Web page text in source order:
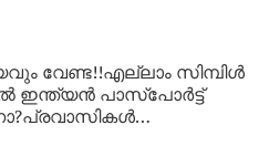
വേണ്ട!!എല്ലാം സിമ്പിൾ
ഇന്ത്യൻ പാസ്‌പോർട്ട്